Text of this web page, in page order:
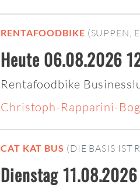
RENTAFOODBIKE (SUPPEN,
Heute 06.08.2026
Rentafoodbike
Christoph-Rapparini-
CAT KAT BUS (DIE BASIS IST
Dienstag